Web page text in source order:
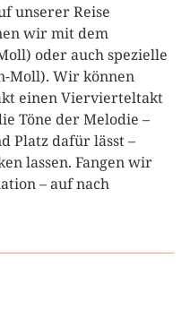
unserer Reise
wir mit dem
oder auch spezielle
Moll). Wir können
einen Viervierteltakt
Töne der Melodie –
Platz dafür lässt –
lassen. Fangen wir
– auf nach